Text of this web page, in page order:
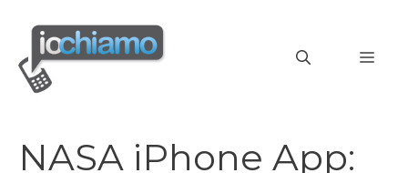
contenuto
NASA iPhone App: